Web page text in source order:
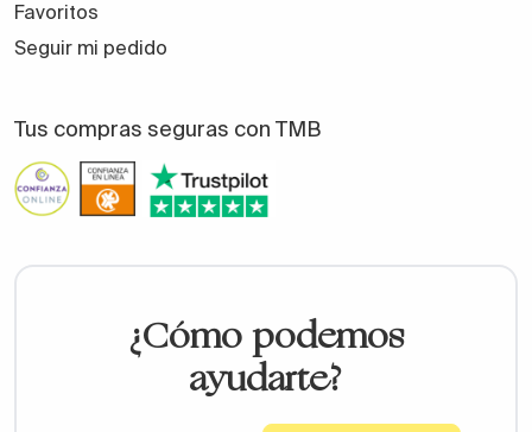
Favoritos
Seguir mi pedido
Tus compras seguras con TMB
¿Cómo podemos
ayudarte?